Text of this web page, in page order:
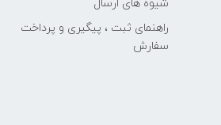
شیوه های ارسال
راهنمای ثبت ، پیگیری و پرداخت
سفارش